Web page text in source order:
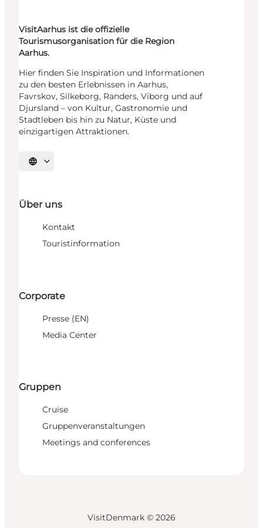
VisitAarhus ist die offizielle
Tourismusorganisation für die Region
Aarhus.
Hier finden Sie Inspiration und Informationen
zu den besten Erlebnissen in Aarhus,
Favrskov, Silkeborg, Randers, Viborg und auf
Djursland – von Kultur, Gastronomie und
Stadtleben bis hin zu Natur, Küste und
einzigartigen Attraktionen.
Sprache auswählen
Über uns
Kontakt
Touristinformation
Corporate
Presse (EN)
Media Center
Gruppen
Cruise
Gruppenveranstaltungen
Meetings and conferences
VisitDenmark © 2026